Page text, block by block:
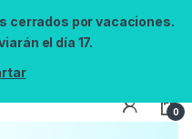
cerrados por vacaciones.
el día 17.
0